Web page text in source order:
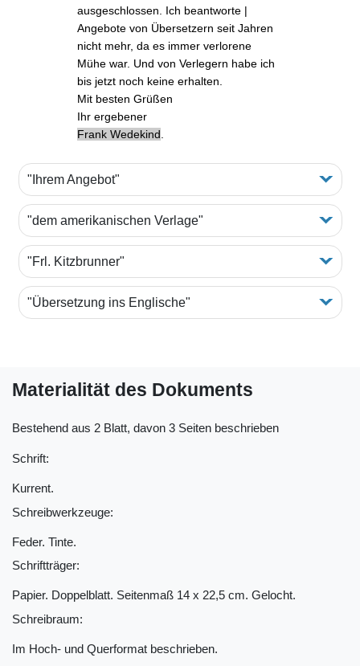
ausgeschlossen. Ich beantworte |
Angebote von Übersetzern seit Jahren
nicht mehr, da es immer verlorene
Mühe war. Und von Verlegern habe ich
bis jetzt noch keine erhalten.
Mit besten Grüßen
Ihr ergebener
Frank Wedekind
"Ihrem Angebot"
"dem amerikanischen Verlage"
"Frl. Kitzbrunner"
"Übersetzung ins Englische"
Materialität des Dokuments
Bestehend aus 2 Blatt, davon 3 Seiten beschrieben
Schrift:
Kurrent.
Schreibwerkzeuge:
Feder. Tinte.
Schriftträger:
Papier. Doppelblatt. Seitenmaß 14 x 22,5 cm. Gelocht.
Schreibraum:
Im Hoch- und Querformat beschrieben.